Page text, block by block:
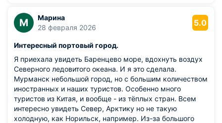
М
Марина
28 февраля 2026
5.0
Интересный портовый город.
Я приехала увидеть Баренцево море, вдохнуть воздух
Северного ледовитого океана. И я это сделала.
Мурманск небольшой город, но с большим количеством
иностранных и наших туристов. Особенно много
туристов из Китая, и вообще - из тёплых стран. Всем
интересно увидеть Север, Арктику но не такую
холодную, как Норильск, например. Из-за большого